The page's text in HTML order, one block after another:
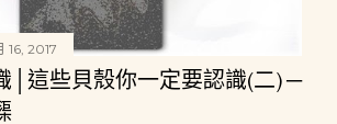
16, 2017
│這些貝殼你一定要認識(二) ─